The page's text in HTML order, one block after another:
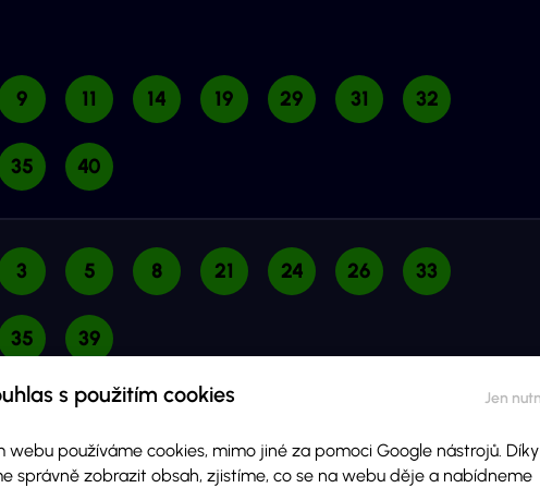
s použitím cookies
webu používáme cookies, mimo jiné za pomoci Google nástrojů. Díky
správně zobrazit obsah, zjistíme, co se na webu děje a nabídneme
9 11 14 19 29 31 32
35 40
3 5 8 21 24 26 33
35 39
VÝSLEDKŮ